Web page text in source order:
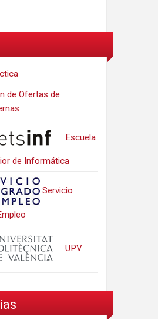
de Ofertas de
Escuela
de Informática
Servicio
UPV